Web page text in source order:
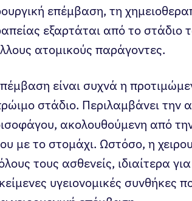
επέμβαση, τη
εξαρτάται από το στάδιο
ατομικούς παράγοντες.
είναι συχνά η
στάδιο. Περιλαμβάνει την
ακολουθούμενη από
με το στομάχι. Ωστόσο, η
τους ασθενείς, ιδιαίτερα
υγειονομικές συνθήκες